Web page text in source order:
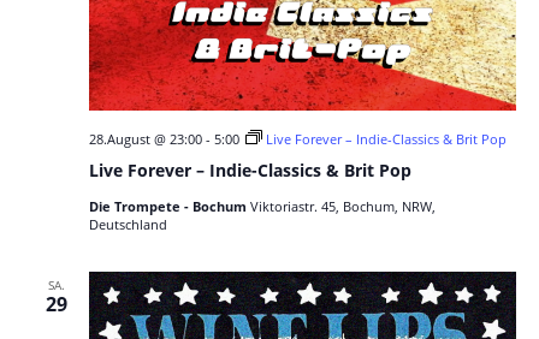
Live Forever – Indie-Classics & Brit Pop
28.August @ 23:00- 5:00 Live Forever – Indie-Classics & Brit Pop
Die Trompete - Bochum Viktoriastr. 45, Bochum, NRW,
Deutschland
SA.
29